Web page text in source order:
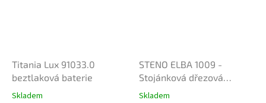
Titania Lux 91033.0
beztlaková baterie
Skladem
STENO ELBA 1009 -
Stojánková dřezová
elektrická
Skladem